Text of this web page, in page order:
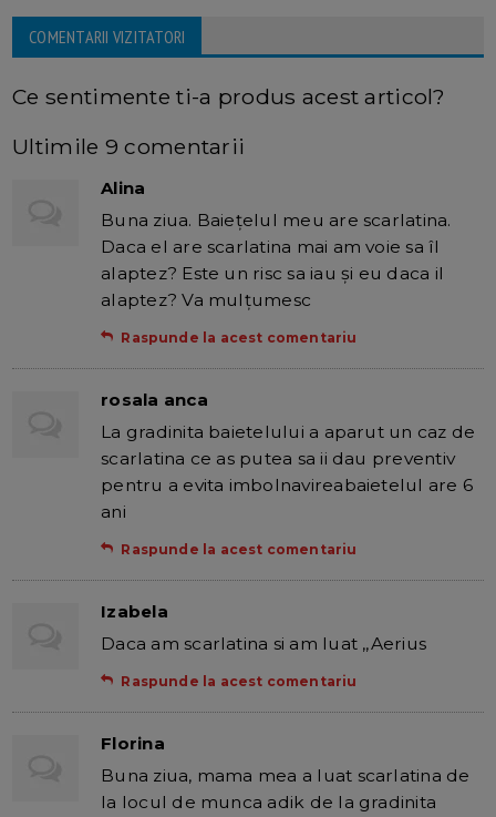
COMENTARII VIZITATORI
Ce sentimente ti-a produs acest articol?
Ultimile 9 comentarii
Alina
Buna ziua. Baieţelul meu are scarlatina.
Daca el are scarlatina mai am voie sa îl
alaptez? Este un risc sa iau şi eu daca il
alaptez? Va mulţumesc
Raspunde la acest comentariu
rosala anca
La gradinita baietelului a aparut un caz de
scarlatina ce as putea sa ii dau preventiv
pentru a evita imbolnavireabaietelul are 6
ani
Raspunde la acest comentariu
Izabela
Daca am scarlatina si am luat ,,Aerius
Raspunde la acest comentariu
Florina
Buna ziua, mama mea a luat scarlatina de
la locul de munca adik de la gradinita